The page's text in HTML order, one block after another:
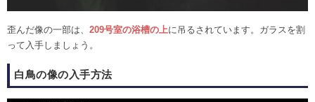
歪んだ像の一部は、 209号室の浴槽の上に吊るされています。ガラスを割
って入手しましょう。
白鳥の像の入手方法